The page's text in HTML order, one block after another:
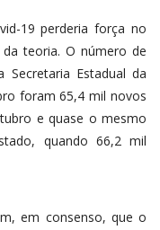
19 perderia força no
teoria. O número de
Estadual da
foram 65,4 mil novos
e quase o mesmo
quando 66,2 mil
em consenso, que o